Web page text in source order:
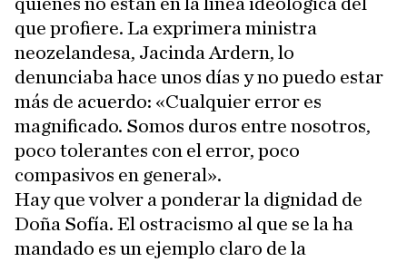
que profiere. La exprimera ministra
neozelandesa, Jacinda Ardern, lo
denunciaba hace unos días y no puedo estar
más de acuerdo: «Cualquier error es
magnificado. Somos duros entre nosotros,
poco tolerantes con el error, poco
compasivos en general».
Hay que volver a ponderar la dignidad de
Doña Sofía. El ostracismo al que se la ha
mandado es un ejemplo claro de la